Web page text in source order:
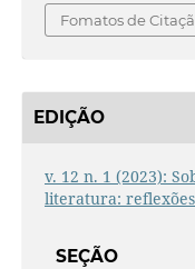
Fomatos de
EDIÇÃO
v. 12 n. 1 (2023):
literatura:
SEÇÃO